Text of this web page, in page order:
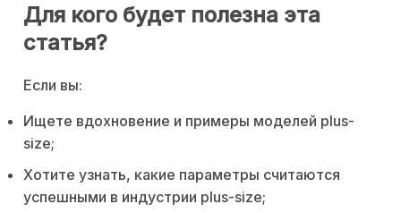
Для кого будет полезна эта
статья?
Если вы:
Ищете вдохновение и примеры моделей plus-
size;
Хотите узнать, какие параметры считаются
успешными в индустрии plus-size;